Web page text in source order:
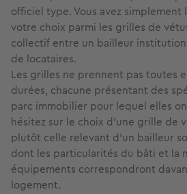
officiel type. Vous avez
votre choix parmi les grilles de
collectif entre un bailleur
de locataires.
Les grilles ne prennent pas toutes
durées, chacune présentant des
parc immobilier pour lequel elles
hésitez sur le choix d'une grille de
plutôt celle relevant d'un bailleur
dont les particularités du bâti et la
équipements correspondront
logement.